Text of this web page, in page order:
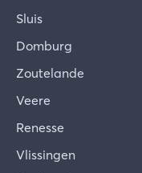
Sluis
Domburg
Zoutelande
Veere
Renesse
Vlissingen